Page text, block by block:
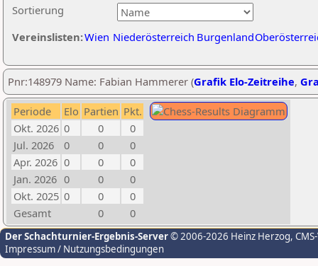
Sortierung
Vereinslisten:Wien Niederösterreich Burgenland
Pnr:148979 Name: Fabian Hammerer (Grafik Elo-Zeitreihe,
Periode Elo Partien Pkt.
Okt. 2026 0 0
0
Jul. 2026
0 0
0
Apr. 2026 0 0
0
Jan. 2026 0 0
0
Okt. 2025 0 0
0
Gesamt
0 0
Der Schachturnier-Ergebnis-Server© 2006-2026 Heinz Herzog,
Impressum / Nutzungsbedingungen